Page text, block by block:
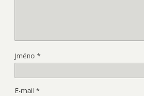
Jméno *
E-mail *